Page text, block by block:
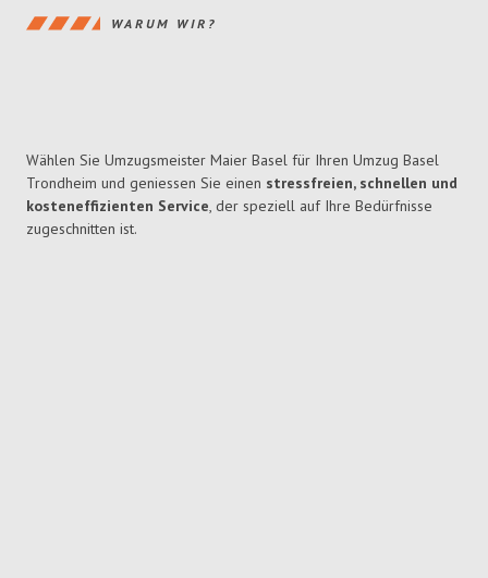
WARUM WIR?
Wählen Sie Umzugsmeister Maier Basel für Ihren Umzug Basel
Trondheim und geniessen Sie einen stressfreien, schnellen und
kosteneffizienten Service, der speziell auf Ihre Bedürfnisse
zugeschnitten ist.